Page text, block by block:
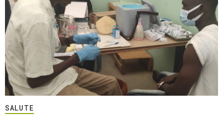
SALUTE